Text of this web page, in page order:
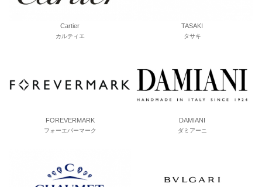
Cartier
カルティエ
TASAKI
タサキ
FOREVERMARK
フォーエバーマーク
DAMIANI
ダミアーニ